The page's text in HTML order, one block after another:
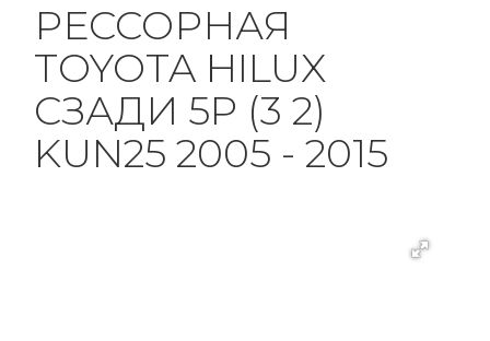
РЕССОРНАЯ
TOYOTA HILUX
СЗАДИ 5P (3 2)
KUN25 2005 - 2015